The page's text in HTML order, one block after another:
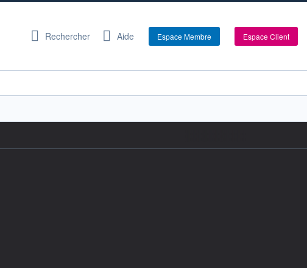
Rechercher Aide Espace Membre Espace Client